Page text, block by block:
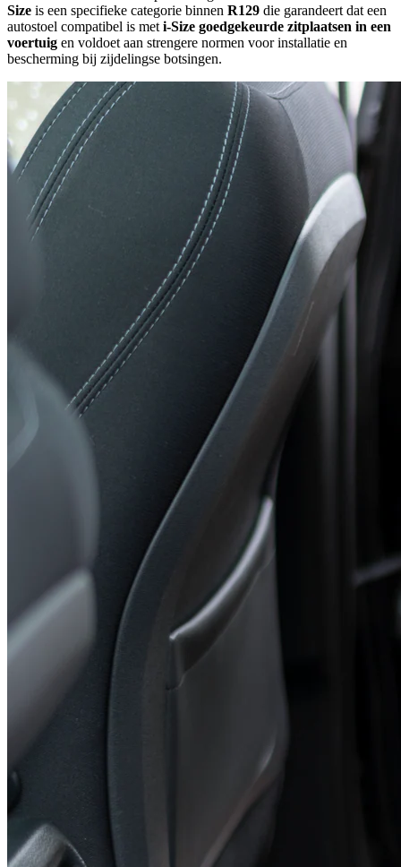
Size is een specifieke categorie binnen R129 die garandeert dat een
autostoel compatibel is met i-Size goedgekeurde zitplaatsen in een
voertuig en voldoet aan strengere normen voor installatie en
bescherming bij zijdelingse botsingen.